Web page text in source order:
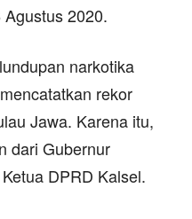
2020.
narkotika
rekor
Jawa. Karena itu,
dari Gubernur
DPRD Kalsel.